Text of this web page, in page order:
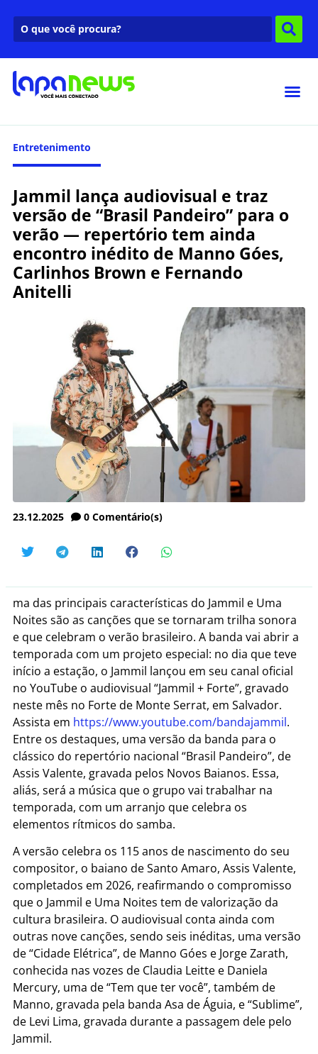
Entretenimento
Jammil lança audiovisual e traz
versão de “Brasil Pandeiro” para o
verão — repertório tem ainda
encontro inédito de Manno Góes,
Carlinhos Brown e Fernando
Anitelli
23.12.2025 0 Comentário(s)
ma das principais características do Jammil e Uma
Noites são as canções que se tornaram trilha sonora
e que celebram o verão brasileiro. A banda vai abrir a
temporada com um projeto especial: no dia que teve
início a estação, o Jammil lançou em seu canal oficial
no YouTube o audiovisual “Jammil + Forte”, gravado
neste mês no Forte de Monte Serrat, em Salvador.
Assista em https://www.youtube.com/bandajammil.
Entre os destaques, uma versão da banda para o
clássico do repertório nacional “Brasil Pandeiro”, de
Assis Valente, gravada pelos Novos Baianos. Essa,
aliás, será a música que o grupo vai trabalhar na
temporada, com um arranjo que celebra os
elementos rítmicos do samba.
A versão celebra os 115 anos de nascimento do seu
compositor, o baiano de Santo Amaro, Assis Valente,
completados em 2026, reafirmando o compromisso
que o Jammil e Uma Noites tem de valorização da
cultura brasileira. O audiovisual conta ainda com
outras nove canções, sendo seis inéditas, uma versão
de “Cidade Elétrica”, de Manno Góes e Jorge Zarath,
conhecida nas vozes de Claudia Leitte e Daniela
Mercury, uma de “Tem que ter você”, também de
Manno, gravada pela banda Asa de Águia, e “Sublime”,
de Levi Lima, gravada durante a passagem dele pelo
Jammil.